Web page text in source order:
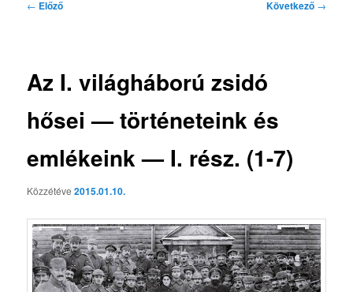
Bejegyzés
← Előző Következő →
Az I. világháború zsidó
hősei — történeteink és
emlékeink — I. rész. (1-7)
Közzétéve2015.01.10.